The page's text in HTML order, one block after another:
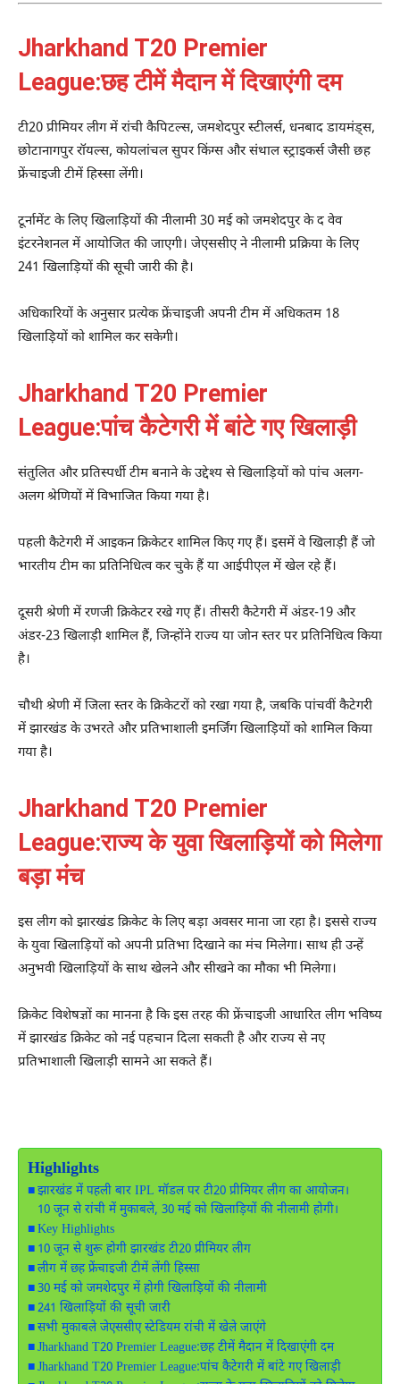
Jharkhand T20 Premier
League:छह टीमें मैदान में दिखाएंगी दम
टी20 प्रीमियर लीग में रांची कैपिटल्स, जमशेदपुर स्टीलर्स, धनबाद डायमंड्स,
छोटानागपुर रॉयल्स, कोयलांचल सुपर किंग्स और संथाल स्ट्राइकर्स जैसी छह
फ्रेंचाइजी टीमें हिस्सा लेंगी।
टूर्नामेंट के लिए खिलाड़ियों की नीलामी 30 मई को जमशेदपुर के द वेव
इंटरनेशनल में आयोजित की जाएगी। जेएससीए ने नीलामी प्रक्रिया के लिए
241 खिलाड़ियों की सूची जारी की है।
अधिकारियों के अनुसार प्रत्येक फ्रेंचाइजी अपनी टीम में अधिकतम 18
खिलाड़ियों को शामिल कर सकेगी।
Jharkhand T20 Premier
League:पांच कैटेगरी में बांटे गए खिलाड़ी
संतुलित और प्रतिस्पर्धी टीम बनाने के उद्देश्य से खिलाड़ियों को पांच अलग-
अलग श्रेणियों में विभाजित किया गया है।
पहली कैटेगरी में आइकन क्रिकेटर शामिल किए गए हैं। इसमें वे खिलाड़ी हैं जो
भारतीय टीम का प्रतिनिधित्व कर चुके हैं या आईपीएल में खेल रहे हैं।
दूसरी श्रेणी में रणजी क्रिकेटर रखे गए हैं। तीसरी कैटेगरी में अंडर-19 और
अंडर-23 खिलाड़ी शामिल हैं, जिन्होंने राज्य या जोन स्तर पर प्रतिनिधित्व किया
है।
चौथी श्रेणी में जिला स्तर के क्रिकेटरों को रखा गया है, जबकि पांचवीं कैटेगरी
में झारखंड के उभरते और प्रतिभाशाली इमर्जिंग खिलाड़ियों को शामिल किया
गया है।
Jharkhand T20 Premier
League:राज्य के युवा खिलाड़ियों को मिलेगा
बड़ा मंच
इस लीग को झारखंड क्रिकेट के लिए बड़ा अवसर माना जा रहा है। इससे राज्य
के युवा खिलाड़ियों को अपनी प्रतिभा दिखाने का मंच मिलेगा। साथ ही उन्हें
अनुभवी खिलाड़ियों के साथ खेलने और सीखने का मौका भी मिलेगा।
क्रिकेट विशेषज्ञों का मानना है कि इस तरह की फ्रेंचाइजी आधारित लीग भविष्य
में झारखंड क्रिकेट को नई पहचान दिला सकती है और राज्य से नए
प्रतिभाशाली खिलाड़ी सामने आ सकते हैं।
Highlights
झारखंड में पहली बार IPL मॉडल पर टी20 प्रीमियर लीग का आयोजन।
10 जून से रांची में मुकाबले, 30 मई को खिलाड़ियों की नीलामी होगी।
Key Highlights
10 जून से शुरू होगी झारखंड टी20 प्रीमियर लीग
लीग में छह फ्रेंचाइजी टीमें लेंगी हिस्सा
30 मई को जमशेदपुर में होगी खिलाड़ियों की नीलामी
241 खिलाड़ियों की सूची जारी
सभी मुकाबले जेएससीए स्टेडियम रांची में खेले जाएंगे
Jharkhand T20 Premier League:छह टीमें मैदान में दिखाएंगी दम
Jharkhand T20 Premier League:पांच कैटेगरी में बांटे गए खिलाड़ी